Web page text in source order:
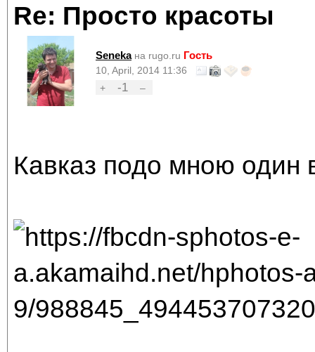
Re: Просто красоты
Seneka на rugo.ru Гость
10, April, 2014 11:36
+
-1 –
Кавказ подо мною один